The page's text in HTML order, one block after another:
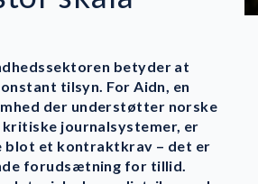
betyder at
tilsyn. For Aidn, en
der understøtter norske
kritiske journalsystemer, er
blot et kontraktkrav – det er
forudsætning for tillid.